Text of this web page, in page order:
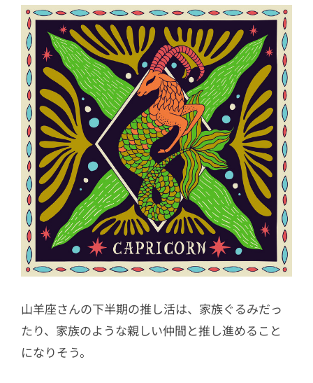
山羊座さんの下半期の推し活は、家族ぐるみだっ
たり、家族のような親しい仲間と推し進めること
になりそう。